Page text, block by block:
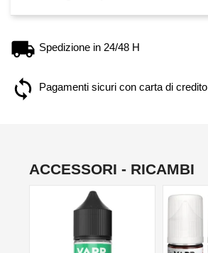
Spedizione in 24/48 H
Pagamenti sicuri con carta di credito
ACCESSORI - RICAMBI